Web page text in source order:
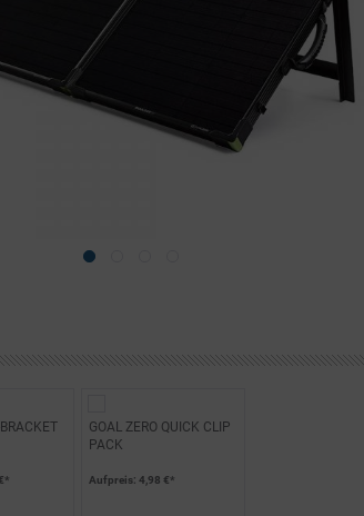
GOAL ZERO QUICK CLIP
PACK
Aufpreis: 4,98 €*